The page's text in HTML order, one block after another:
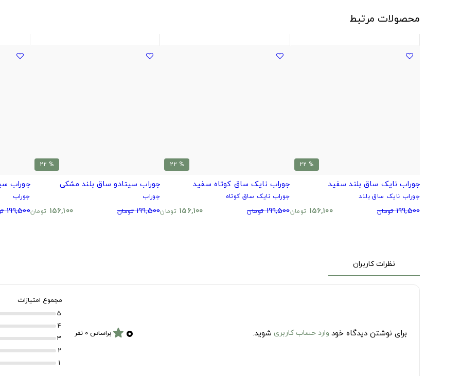
محصولات مرتبط
% 22
جوراب نایک ساق بلند سفید
جوراب نایک ساق بلند
199,500 تومان 156,100 تومان
% 22
جوراب نایک ساق کوتاه سفید
جوراب نایک ساق کوتاه
199,500 تومان 156,100 تومان
% 22
جوراب سیتادو ساق بلند مشکی
جوراب
199,500 تومان 156,100 تومان
جوراب
جوراب
199,500
نظرات کاربران
برای نوشتن دیدگاه خود وارد حساب کاربری شوید. ۰ starبراساس 0 نفر
مجموع امتیازات
5
4
3
2
1